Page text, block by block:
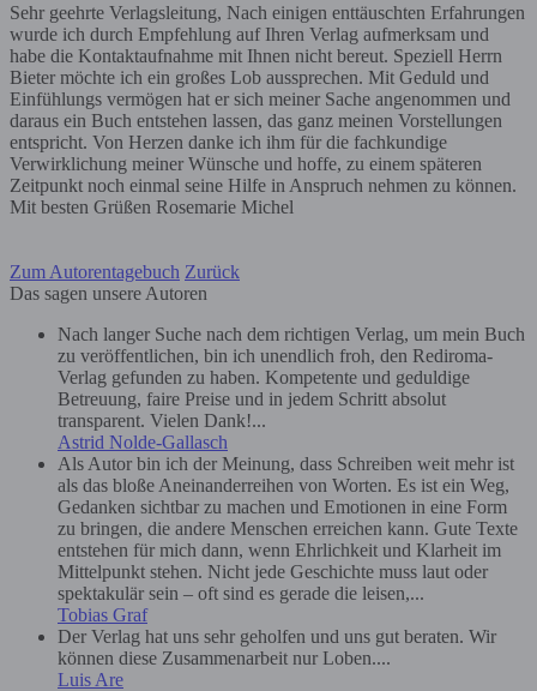
Sehr geehrte Verlagsleitung, Nach einigen enttäuschten Erfahrungen
wurde ich durch Empfehlung auf Ihren Verlag aufmerksam und
habe die Kontaktaufnahme mit Ihnen nicht bereut. Speziell Herrn
Bieter möchte ich ein großes Lob aussprechen. Mit Geduld und
Einfühlungs vermögen hat er sich meiner Sache angenommen und
daraus ein Buch entstehen lassen, das ganz meinen Vorstellungen
entspricht. Von Herzen danke ich ihm für die fachkundige
Verwirklichung meiner Wünsche und hoffe, zu einem späteren
Zeitpunkt noch einmal seine Hilfe in Anspruch nehmen zu können.
Mit besten Grüßen Rosemarie Michel
Zum Autorentagebuch Zurück
Das sagen unsere Autoren
Nach langer Suche nach dem richtigen Verlag, um mein Buch
zu veröffentlichen, bin ich unendlich froh, den Rediroma-
Verlag gefunden zu haben. Kompetente und geduldige
Betreuung, faire Preise und in jedem Schritt absolut
transparent. Vielen Dank!...
Astrid Nolde-Gallasch
Als Autor bin ich der Meinung, dass Schreiben weit mehr ist
als das bloße Aneinanderreihen von Worten. Es ist ein Weg,
Gedanken sichtbar zu machen und Emotionen in eine Form
zu bringen, die andere Menschen erreichen kann. Gute Texte
entstehen für mich dann, wenn Ehrlichkeit und Klarheit im
Mittelpunkt stehen. Nicht jede Geschichte muss laut oder
spektakulär sein – oft sind es gerade die leisen,...
Tobias Graf
Der Verlag hat uns sehr geholfen und uns gut beraten. Wir
können diese Zusammenarbeit nur Loben....
Luis Are